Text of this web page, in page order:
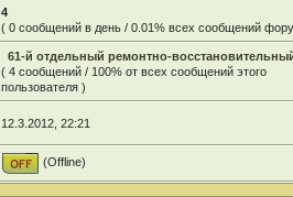
4
( 0 сообщений в день / 0.01% всех сообщений
61-й отдельный ремонтно-
( 4 сообщений / 100% от всех сообщений этого
пользователя )
12.3.2012, 22:21
(Offline)